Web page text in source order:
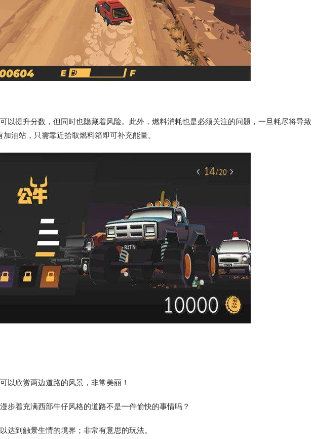
以提升分数，但同时也隐藏着风险。此外，燃料消耗也是必须关注的问题，一旦耗尽将导致
油站，只需靠近拾取燃料箱即可补充能量。
以欣赏两边道路的风景，非常美丽！
步着充满西部牛仔风格的道路不是一件愉快的事情吗？
达到触景生情的境界；非常有意思的玩法。